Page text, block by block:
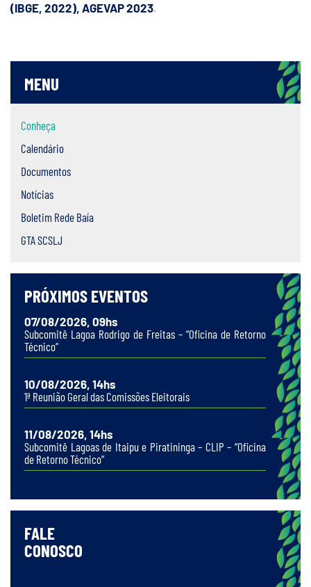
MENU
Conheça
Calendário
Documentos
Notícias
Boletim Rede Baía
GTA SCSLJ
PRÓXIMOS EVENTOS
07/08/2026, 09hs
Subcomitê Lagoa Rodrigo de Freitas – “Oficina de Retorno
Técnico”
10/08/2026, 14hs
1ª Reunião Geral das Comissões Eleitorais
11/08/2026, 14hs
Subcomitê Lagoas de Itaipu e Piratininga – CLIP – “Oficina
de Retorno Técnico”
FALE
CONOSCO
(IBGE, 2022), AGEVAP 2023.